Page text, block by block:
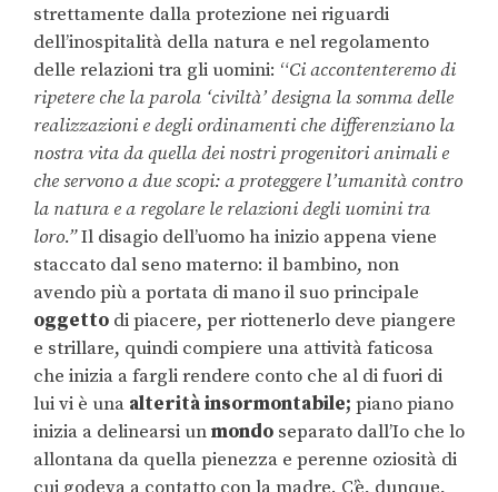
strettamente dalla protezione nei riguardi
dell’inospitalità della natura e nel regolamento
delle relazioni tra gli uomini: “Ci accontenteremo di
ripetere che la parola ‘civiltà’ designa la somma delle
realizzazioni e degli ordinamenti che differenziano la
nostra vita da quella dei nostri progenitori animali e
che servono a due scopi: a proteggere l’umanità contro
la natura e a regolare le relazioni degli uomini tra
loro.”Il disagio dell’uomo ha inizio appena viene
staccato dal seno materno: il bambino, non
avendo più a portata di mano il suo principale
oggetto di piacere, per riottenerlo deve piangere
e strillare, quindi compiere una attività faticosa
che inizia a fargli rendere conto che al di fuori di
lui vi è una alterità insormontabile; piano piano
inizia a delinearsi unmondo separato dall’Io che lo
allontana da quella pienezza e perenne oziosità di